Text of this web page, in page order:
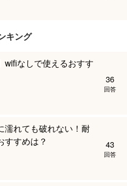
キング
wifiなしで使えるおすす
36
回答
濡れても破れない！耐
すすめは？
43
回答